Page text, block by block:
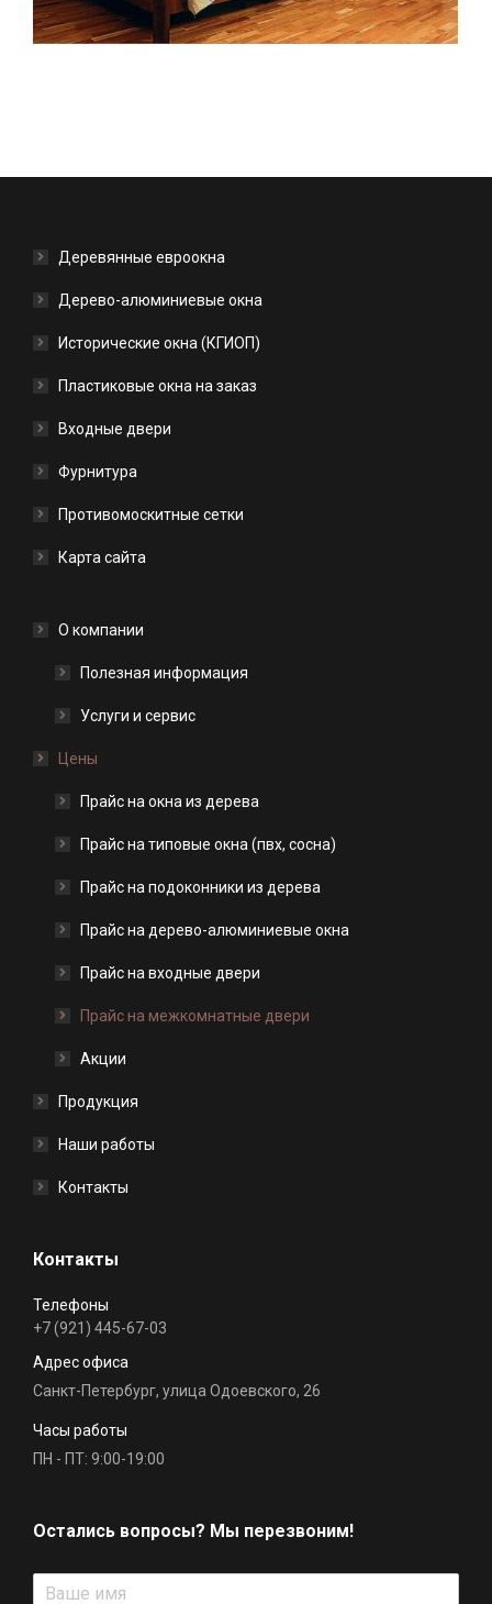
Деревянные евроокна
Дерево-алюминиевые окна
Исторические окна (КГИОП)
Пластиковые окна на заказ
Входные двери
Фурнитура
Противомоскитные сетки
Карта сайта
О компании
Полезная информация
Услуги и сервис
Цены
Прайс на окна из дерева
Прайс на типовые окна (пвх, сосна)
Прайс на подоконники из дерева
Прайс на дерево-алюминиевые окна
Прайс на входные двери
Прайс на межкомнатные двери
Акции
Продукция
Наши работы
Контакты
Контакты
Телефоны
+7 (921) 445-67-03
Адрес офиса
Санкт-Петербург, улица Одоевского, 26
Часы работы
ПН - ПТ: 9:00-19:00
Остались вопросы? Мы перезвоним!